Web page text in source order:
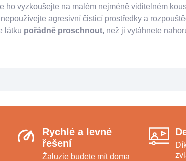
ho vyzkoušejte na malém nejméně viditelném
agresivní čisticí prostředky a
látku pořádně proschnout, než ji vytáhnete
Rychlé a levné
řešení
Žaluzie budete mít doma